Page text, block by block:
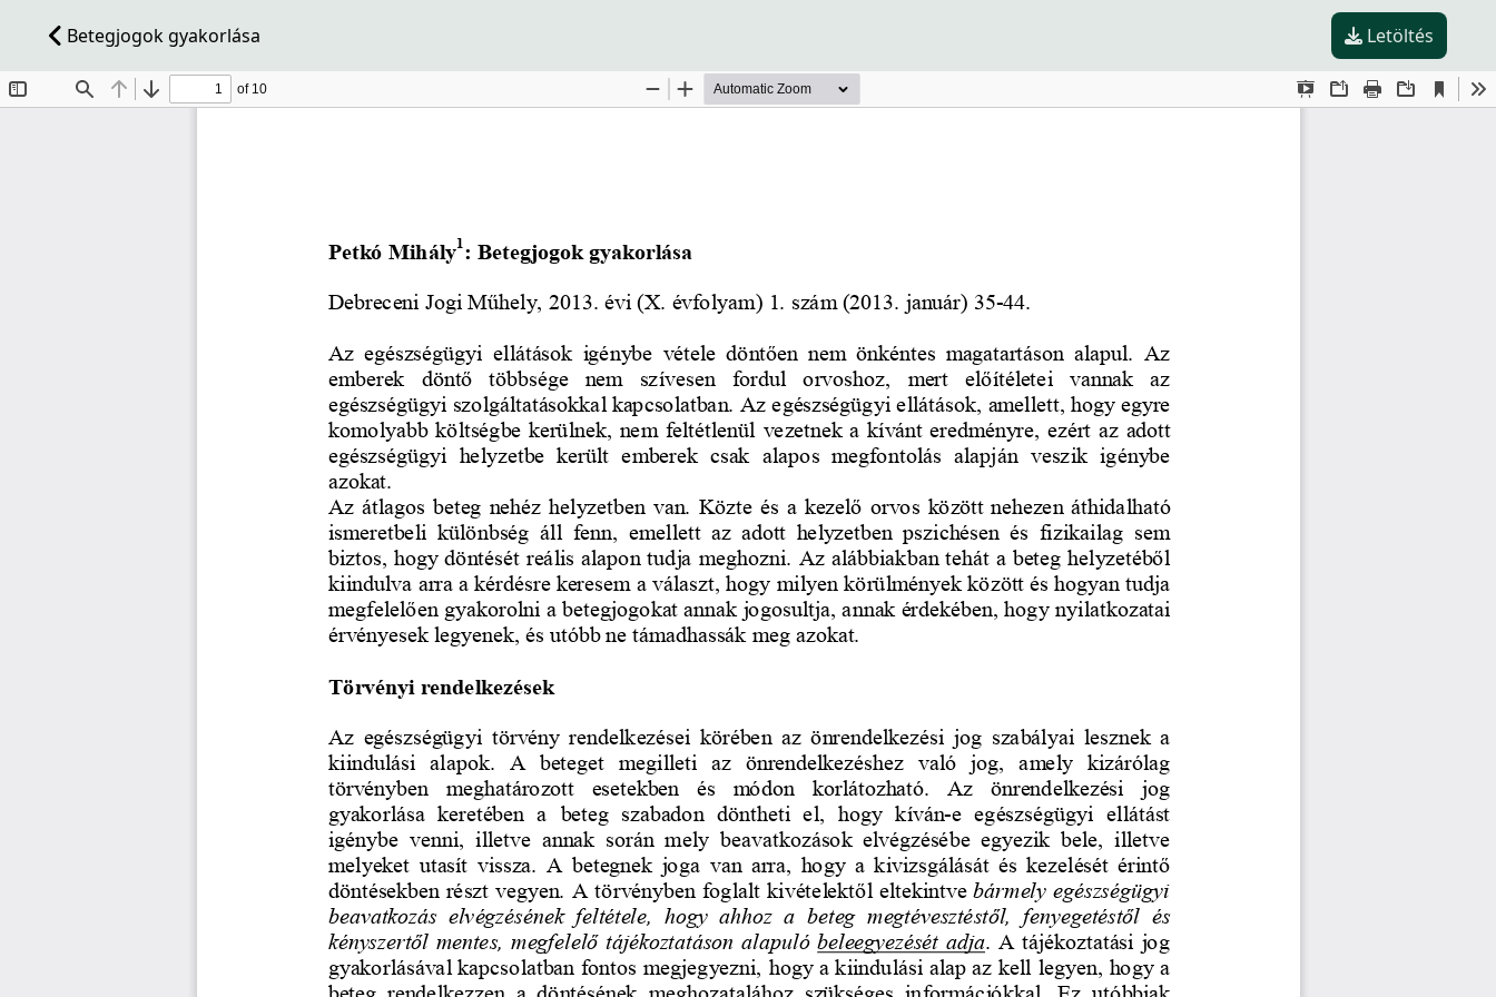
Betegjogok gyakorlása Letöltés